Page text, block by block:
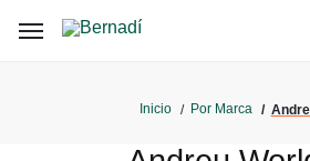
Inicio Por Marca